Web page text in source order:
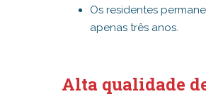
Os residentes
apenas três anos.
Alta qualidade